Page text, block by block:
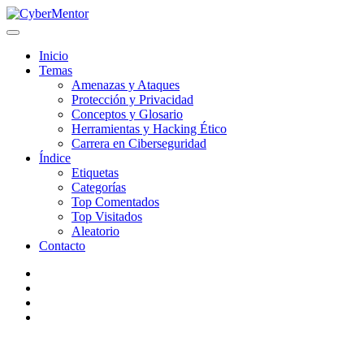
Inicio
Temas
Amenazas y Ataques
Protección y Privacidad
Conceptos y Glosario
Herramientas y Hacking Ético
Carrera en Ciberseguridad
Índice
Etiquetas
Categorías
Top Comentados
Top Visitados
Aleatorio
Contacto